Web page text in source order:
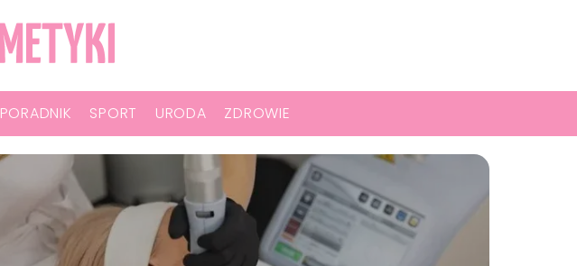
PORADNIK SPORT URODA ZDROWIE